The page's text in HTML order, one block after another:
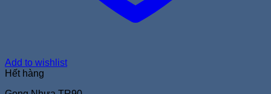
Add to wishlist
Hết hàng